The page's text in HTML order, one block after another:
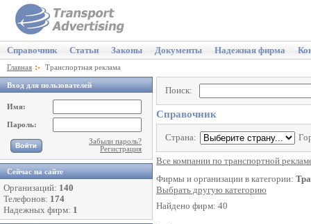
Справочник Статьи Законы Документы Надежная фирма
Главная Транспортная реклама
Вход для пользователей
Имя:
Пароль:
Забыли пароль?
Регистрация
Сейчас на сайте
Организаций: 140
Телефонов: 174
Надежных фирм: 1
Поиск:
Справочник
Страна:
Все компании по транспортной
Фирмы и организации в категории:
Выбрать другую категорию
Найдено фирм: 40